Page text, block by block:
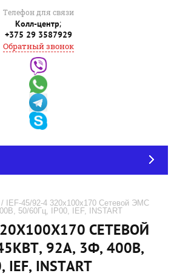
Телефон для связи
Колл-центр;
+375 29 3587929
Обратный звонок
/ IEF-45/92-4 320х100х170 Сетевой ЭМС
50/60Гц, IP00, IEF, INSTART
СЕТЕВОЙ
92А, 3Ф, 400В,
INSTART